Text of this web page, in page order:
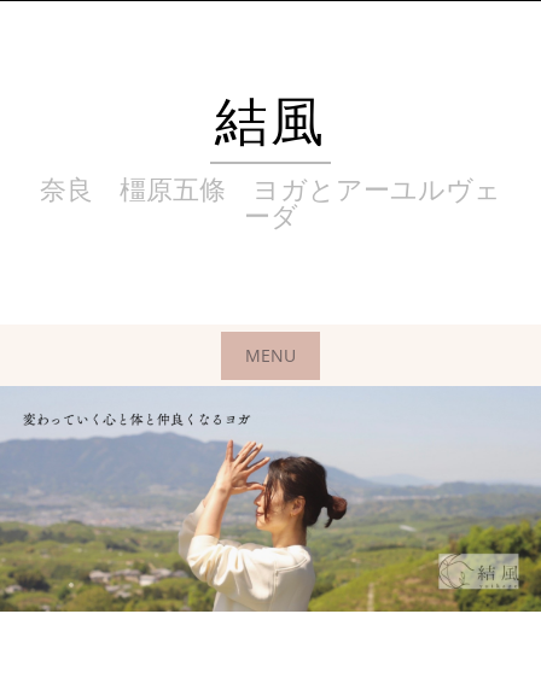
結風
奈良 橿原五條 ヨガとアーユルヴェ
ーダ
MENU
to